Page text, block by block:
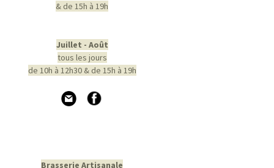
& de 15h à 19h
Juillet - Août
tous les jours
de 10h à 12h30 & de 15h à 19h
Brasserie Artisanale